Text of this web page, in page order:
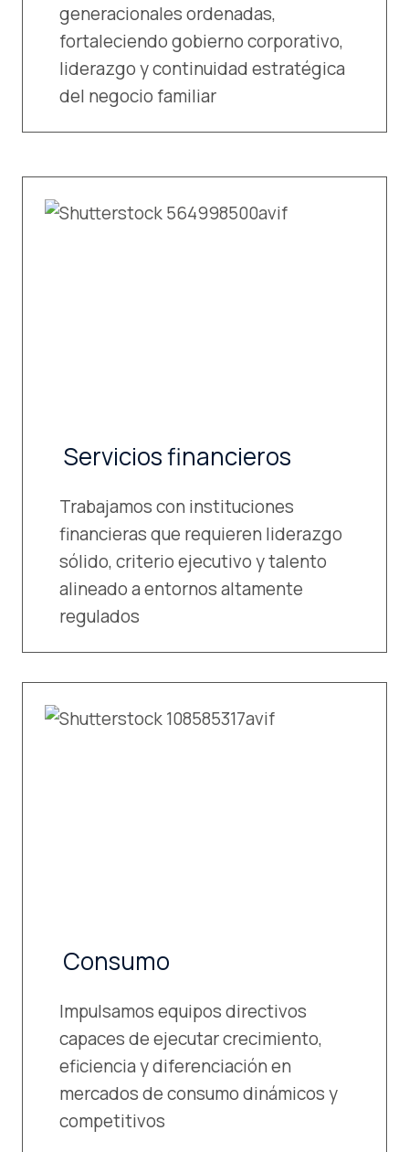
generacionales ordenadas,
fortaleciendo gobierno corporativo,
liderazgo y continuidad estratégica
del negocio familiar
Servicios financieros
Trabajamos con instituciones
financieras que requieren liderazgo
sólido, criterio ejecutivo y talento
alineado a entornos altamente
regulados
Consumo
Impulsamos equipos directivos
capaces de ejecutar crecimiento,
eficiencia y diferenciación en
mercados de consumo dinámicos y
competitivos